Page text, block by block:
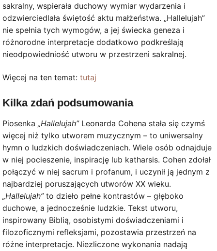
sakralny, wspierała duchowy wymiar wydarzenia i
odzwierciedlała świętość aktu małżeństwa. „Hallelujah”
nie spełnia tych wymogów, a jej świecka geneza i
różnorodne interpretacje dodatkowo podkreślają
nieodpowiedniość utworu w przestrzeni sakralnej.
Więcej na ten temat: tutaj
Kilka zdań podsumowania
Piosenka „Hallelujah”Leonarda Cohena stała się czymś
więcej niż tylko utworem muzycznym – to uniwersalny
hymn o ludzkich doświadczeniach. Wiele osób odnajduje
w niej pocieszenie, inspirację lub katharsis. Cohen zdołał
połączyć w niej sacrum i profanum, i uczynił ją jednym z
najbardziej poruszających utworów XX wieku.
„Hallelujah”to dzieło pełne kontrastów – głęboko
duchowe, a jednocześnie ludzkie. Tekst utworu,
inspirowany Biblią, osobistymi doświadczeniami i
filozoficznymi refleksjami, pozostawia przestrzeń na
różne interpretacje. Niezliczone wykonania nadają